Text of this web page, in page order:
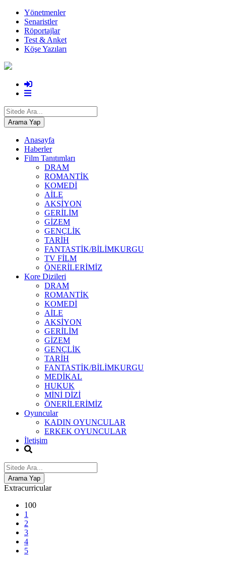
Yönetmenler
Senaristler
Röportajlar
Test & Anket
Köşe Yazıları
Anasayfa
Haberler
Film Tanıtımları
DRAM
ROMANTİK
KOMEDİ
AİLE
AKSİYON
GERİLİM
GİZEM
GENÇLİK
TARİH
FANTASTİK/BİLİMKURGU
TV FİLM
ÖNERİLERİMİZ
Kore Dizileri
DRAM
ROMANTİK
KOMEDİ
AİLE
AKSİYON
GERİLİM
GİZEM
GENÇLİK
TARİH
FANTASTİK/BİLİMKURGU
MEDİKAL
HUKUK
MİNİ DİZİ
ÖNERİLERİMİZ
Oyuncular
KADIN OYUNCULAR
ERKEK OYUNCULAR
İletişim
Extracurricular
100
1
2
3
4
5